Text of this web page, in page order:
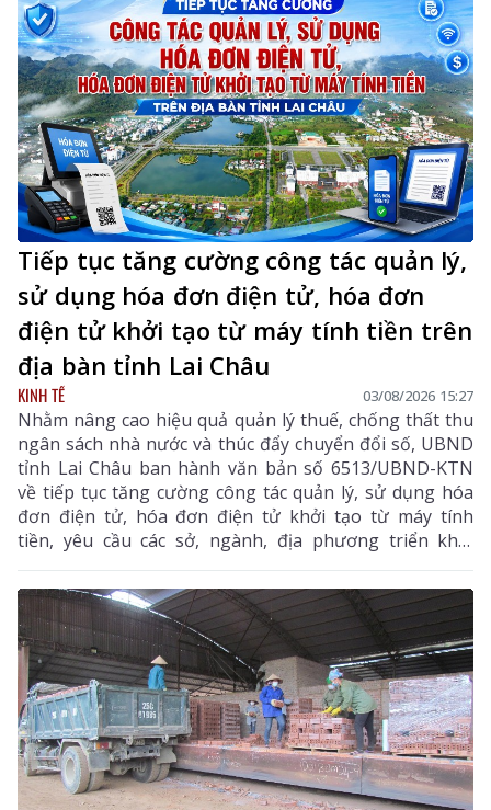
Tiếp tục tăng cường công tác quản lý,
sử dụng hóa đơn điện tử, hóa đơn
điện tử khởi tạo từ máy tính tiền trên
địa bàn tỉnh Lai Châu
KINH TẾ 03/08/2026 15:27
Nhằm nâng cao hiệu quả quản lý thuế, chống thất thu
ngân sách nhà nước và thúc đẩy chuyển đổi số, UBND
tỉnh Lai Châu ban hành văn bản số 6513/UBND-KTN
về tiếp tục tăng cường công tác quản lý, sử dụng hóa
đơn điện tử, hóa đơn điện tử khởi tạo từ máy tính
tiền, yêu cầu các sở, ngành, địa phương triển khai
đồng bộ các giải pháp nhằm nâng cao hiệu quả quản
lý thuế, chống thất thu ngân sách và thúc đẩy chuyển
đổi số trên địa bàn tỉnh.